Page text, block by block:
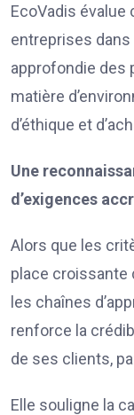
EcoVadis évalue
entreprises dans
approfondie des
matière
d’éthique et
Une
d’exigences
Alors que les
place croissante
les chaînes
renforce la
de ses clients,
Elle souligne la